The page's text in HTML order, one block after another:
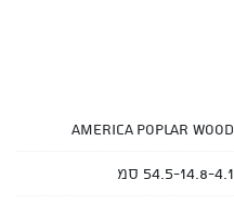
AMERICA POPLAR WOOD
54.5-14.8-4.1 סמ